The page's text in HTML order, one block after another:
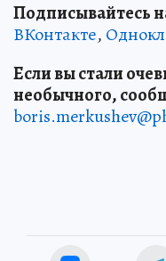
Подписывайтесь
ВКонтакте,
Если вы стали
необычного,